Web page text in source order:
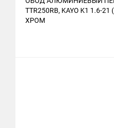
TTR250RB, KAYO K1 1.6-
ХРОМ